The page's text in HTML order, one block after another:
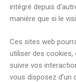
intégré depuis
manière que si le
Ces sites web
utiliser des cookies,
suivre vos
vous disposez d’un